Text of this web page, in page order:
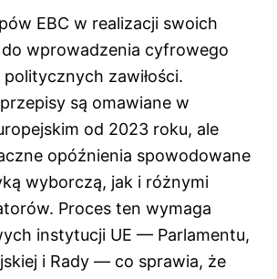
EBC w realizacji swoich
wprowadzenia cyfrowego
politycznych zawiłości.
są omawiane w
od 2023 roku, ale
opóźnienia spowodowane
wyborczą, jak i różnymi
Proces ten wymaga
instytucji UE — Parlamentu,
i Rady — co sprawia, że